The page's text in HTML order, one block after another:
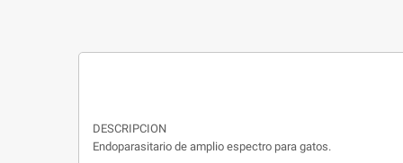
DESCRIPCION
Endoparasitario de amplio espectro para gatos.